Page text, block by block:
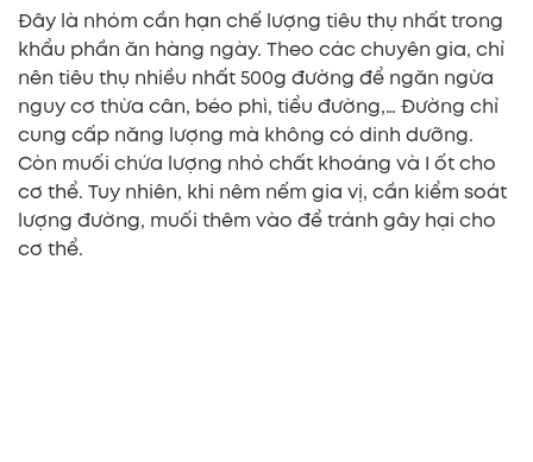
Đây là nhóm cần hạn chế lượng tiêu thụ nhất trong
khẩu phần ăn hàng ngày. Theo các chuyên gia, chỉ
nên tiêu thụ nhiều nhất 500g đường để ngăn ngừa
nguy cơ thừa cân, béo phì, tiểu đường,… Đường chỉ
cung cấp năng lượng mà không có dinh dưỡng.
Còn muối chứa lượng nhỏ chất khoáng và I ốt cho
cơ thể. Tuy nhiên, khi nêm nếm gia vị, cần kiểm soát
lượng đường, muối thêm vào để tránh gây hại cho
cơ thể.